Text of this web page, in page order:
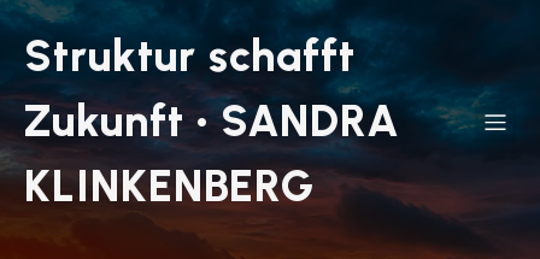
Struktur schafft
Zukunft • SANDRA
KLINKENBERG